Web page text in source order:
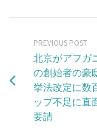
PREVIOUS POST
北京がアフガ
の創始者の豪
挙法改定に数
ップ不足に直
要請